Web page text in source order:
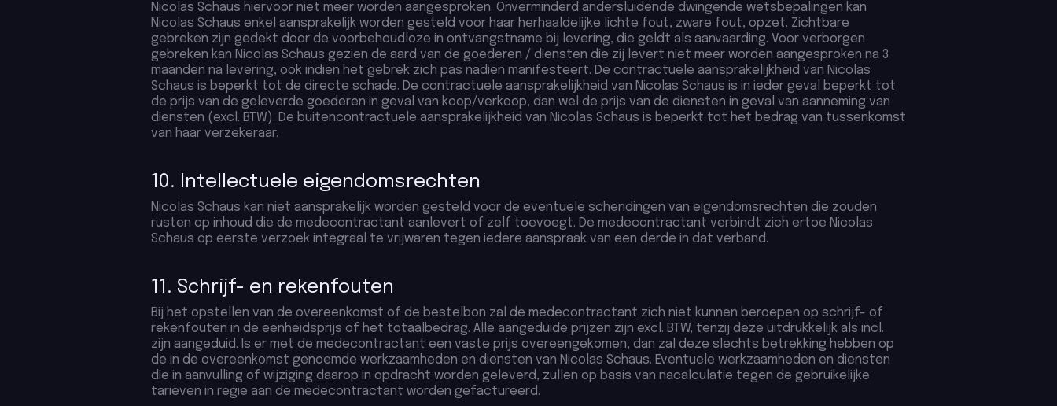
Nicolas Schaus hiervoor niet meer worden aangesproken. Onverminderd andersluidende dwingende wetsbepalingen kan
Nicolas Schaus enkel aansprakelijk worden gesteld voor haar herhaaldelijke lichte fout, zware fout, opzet. Zichtbare
gebreken zijn gedekt door de voorbehoudloze in ontvangstname bij levering, die geldt als aanvaarding. Voor verborgen
gebreken kan Nicolas Schaus gezien de aard van de goederen / diensten die zij levert niet meer worden aangesproken na 3
maanden na levering, ook indien het gebrek zich pas nadien manifesteert. De contractuele aansprakelijkheid van Nicolas
Schaus is beperkt tot de directe schade. De contractuele aansprakelijkheid van Nicolas Schaus is in ieder geval beperkt tot
de prijs van de geleverde goederen in geval van koop/verkoop, dan wel de prijs van de diensten in geval van aanneming van
diensten (excl. BTW). De buitencontractuele aansprakelijkheid van Nicolas Schaus is beperkt tot het bedrag van tussenkomst
van haar verzekeraar.
10. Intellectuele eigendomsrechten
Nicolas Schaus kan niet aansprakelijk worden gesteld voor de eventuele schendingen van eigendomsrechten die zouden
rusten op inhoud die de medecontractant aanlevert of zelf toevoegt. De medecontractant verbindt zich ertoe Nicolas
Schaus op eerste verzoek integraal te vrijwaren tegen iedere aanspraak van een derde in dat verband.
11. Schrijf- en rekenfouten
Bij het opstellen van de overeenkomst of de bestelbon zal de medecontractant zich niet kunnen beroepen op schrijf- of
rekenfouten in de eenheidsprijs of het totaalbedrag. Alle aangeduide prijzen zijn excl. BTW, tenzij deze uitdrukkelijk als incl.
zijn aangeduid. Is er met de medecontractant een vaste prijs overeengekomen, dan zal deze slechts betrekking hebben op
de in de overeenkomst genoemde werkzaamheden en diensten van Nicolas Schaus. Eventuele werkzaamheden en diensten
die in aanvulling of wijziging daarop in opdracht worden geleverd, zullen op basis van nacalculatie tegen de gebruikelijke
tarieven in regie aan de medecontractant worden gefactureerd.